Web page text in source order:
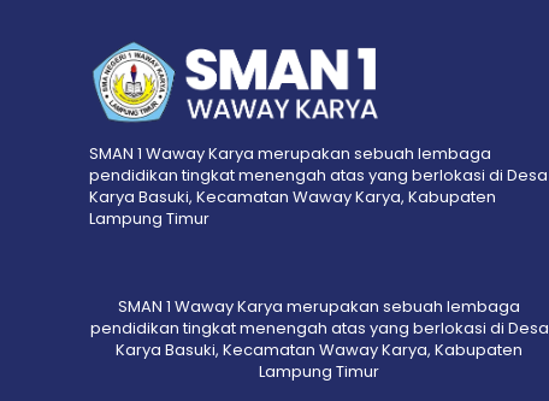
SMAN 1 Waway Karya merupakan sebuah lembaga
pendidikan tingkat menengah atas yang berlokasi di Desa
Karya Basuki, Kecamatan Waway Karya, Kabupaten
Lampung Timur
SMAN 1 Waway Karya merupakan sebuah lembaga
pendidikan tingkat menengah atas yang berlokasi di Desa
Karya Basuki, Kecamatan Waway Karya, Kabupaten
Lampung Timur